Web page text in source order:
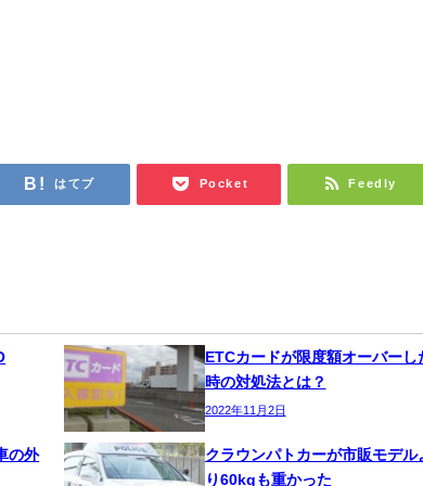
はてブ Pocket Feedly
ETCカードが限度額オーバーし
時の対処法とは？
2022年11月2日
の外
クラウンパトカーが市販モデル
り60kgも重かった